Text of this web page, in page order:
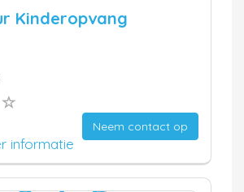
Kinderopvang
Neem contact op
informatie